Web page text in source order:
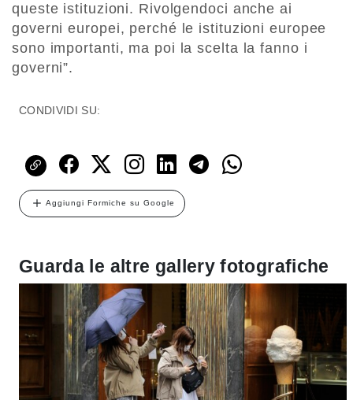
queste istituzioni. Rivolgendoci anche ai
governi europei, perché le istituzioni europee
sono importanti, ma poi la scelta la fanno i
governi”.
CONDIVIDI SU:
Aggiungi Formiche su Google
Guarda le altre gallery fotografiche